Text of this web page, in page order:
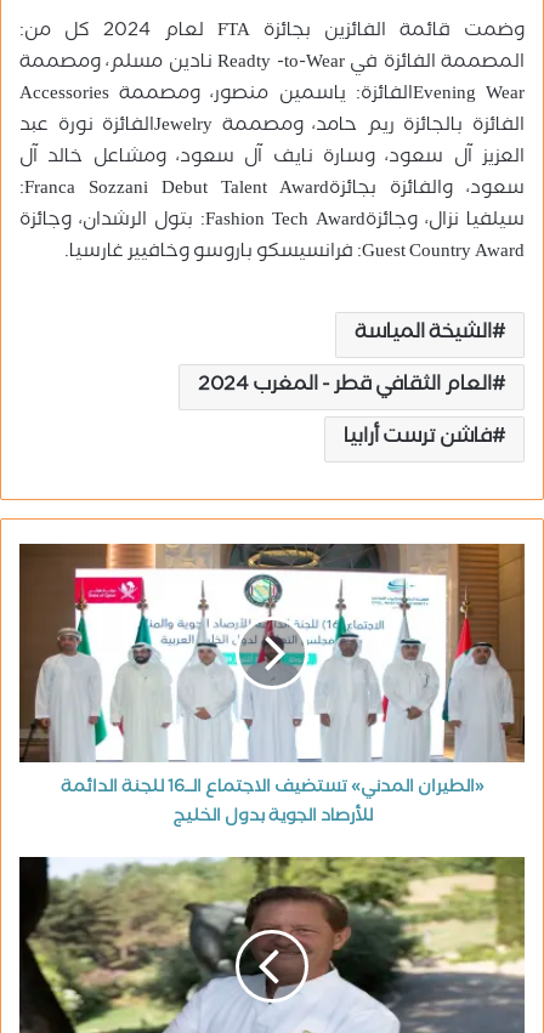
وضمت قائمة الفائزين بجائزة FTA لعام 2024 كل من:
المصممة الفائزة في Readty -to-Wear نادين مسلم، ومصممة
Evening Wearالفائزة: ياسمين منصور، ومصممة Accessories
الفائزة بالجائزة ريم حامد، ومصممة Jewelryالفائزة نورة عبد
العزيز آل سعود، وسارة نايف آل سعود، ومشاعل خالد آل
سعود، والفائزة بجائزةFranca Sozzani Debut Talent Award:
سيلفيا نزال، وجائزةFashion Tech Award: بتول الرشدان، وجائزة
Guest Country Award: فرانسيسكو باروسو وخافيير غارسيا.
الشيخة المياسة
العام الثقافي قطر - المغرب 2024
فاشن ترست أرابيا
«الطيران المدني» تستضيف الاجتماع الــ16 للجنة الدائمة
للأرصاد الجوية بدول الخليج